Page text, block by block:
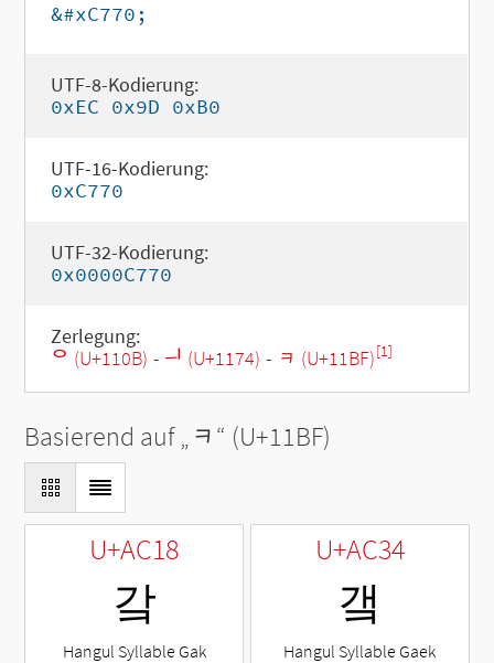
&#xC770;
UTF-8-Kodierung:
0xEC 0x9D 0xB0
UTF-16-Kodierung:
0xC770
UTF-32-Kodierung:
0x0000C770
Zerlegung:
ᄋ (U+110B) - ᅴ (U+1174) - ᆿ (U+11BF)[1]
Basierend auf „ᆿ“ (U+11BF)
U+AC18
갘
Hangul Syllable Gak
U+AC34
갴
Hangul Syllable Gaek